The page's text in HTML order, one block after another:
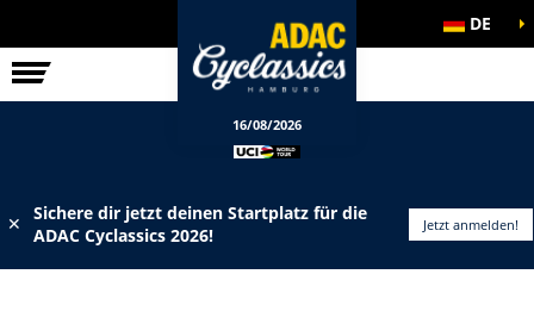
RENNEN DE
16/08/2026
✕
Sichere dir jetzt deinen Startplatz für die
ADAC Cyclassics 2026!
Jetzt anmelden!